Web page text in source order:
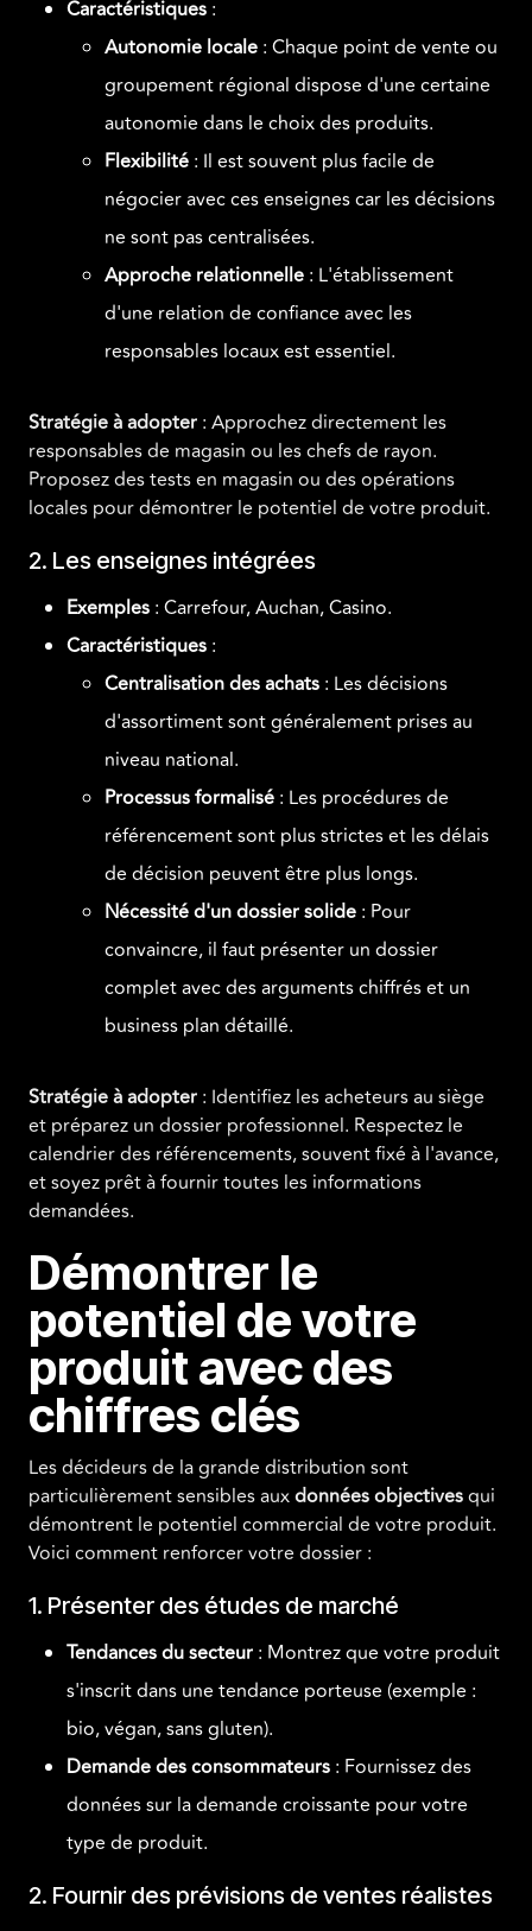
Caractéristiques :
Autonomie locale : Chaque point de vente ou
groupement régional dispose d'une certaine
autonomie dans le choix des produits.
Flexibilité : Il est souvent plus facile de
négocier avec ces enseignes car les décisions
ne sont pas centralisées.
Approche relationnelle : L'établissement
d'une relation de confiance avec les
responsables locaux est essentiel.
Stratégie à adopter : Approchez directement les
responsables de magasin ou les chefs de rayon.
Proposez des tests en magasin ou des opérations
locales pour démontrer le potentiel de votre produit.
2. Les enseignes intégrées
Exemples : Carrefour, Auchan, Casino.
Caractéristiques :
Centralisation des achats : Les décisions
d'assortiment sont généralement prises au
niveau national.
Processus formalisé : Les procédures de
référencement sont plus strictes et les délais
de décision peuvent être plus longs.
Nécessité d'un dossier solide : Pour
convaincre, il faut présenter un dossier
complet avec des arguments chiffrés et un
business plan détaillé.
Stratégie à adopter : Identifiez les acheteurs au siège
et préparez un dossier professionnel. Respectez le
calendrier des référencements, souvent fixé à l'avance,
et soyez prêt à fournir toutes les informations
demandées.
Démontrer le
potentiel de votre
produit avec des
chiffres clés
Les décideurs de la grande distribution sont
particulièrement sensibles auxdonnées objectivesqui
démontrent le potentiel commercial de votre produit.
Voici comment renforcer votre dossier :
1. Présenter des études de marché
Tendances du secteur : Montrez que votre produit
s'inscrit dans une tendance porteuse (exemple :
bio, végan, sans gluten).
Demande des consommateurs : Fournissez des
données sur la demande croissante pour votre
type de produit.
2. Fournir des prévisions de ventes réalistes